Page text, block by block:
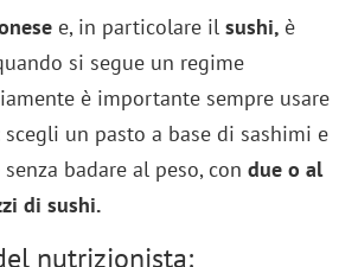
e, in particolare ilsushi, è
si segue un regime
è importante sempre usare
un pasto a base di sashimi e
badare al peso, con due o al
di sushi.
nutrizionista: